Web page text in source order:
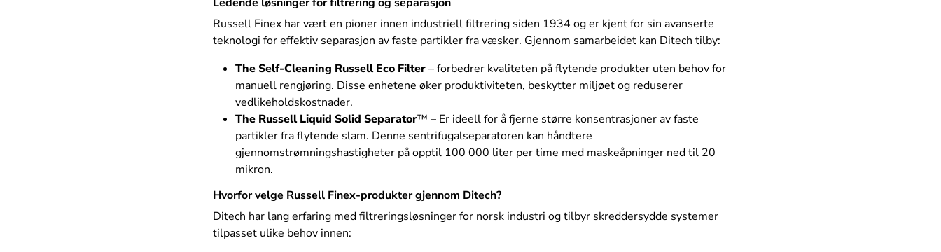
Russell Finex har vært en pioner innen industriell filtrering siden 1934 og er kjent for sin avanserte
teknologi for effektiv separasjon av faste partikler fra væsker. Gjennom samarbeidet kan Ditech tilby:
The Self-Cleaning Russell Eco Filter– forbedrer kvaliteten på flytende produkter uten behov for
manuell rengjøring. Disse enhetene øker produktiviteten, beskytter miljøet og reduserer
vedlikeholdskostnader.
The Russell Liquid Solid Separator™ – Er ideell for å fjerne større konsentrasjoner av faste
partikler fra flytende slam. Denne sentrifugalseparatoren kan håndtere
gjennomstrømningshastigheter på opptil 100 000 liter per time med maskeåpninger ned til 20
mikron.
Hvorfor velge Russell Finex-produkter gjennom Ditech?
Ditech har lang erfaring med filtreringsløsninger for norsk industri og tilbyr skreddersydde systemer
tilpasset ulike behov innen: